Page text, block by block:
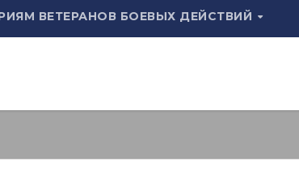
ВЕТЕРАНОВ БОЕВЫХ ДЕЙСТВИЙ